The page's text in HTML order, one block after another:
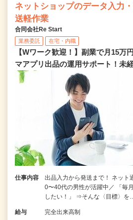
ネットショップのデータ入力
送軽作業
合同会社Re Start
業務委託 在宅・内職
【Wワーク歓迎！】副業で月15万
マアプリ出品の運用サポート！未
仕事内容
出品入力から発送まで！ ネッ
0〜40代の男性が活躍中／ 「毎
したい！」 ⇒そんな〈目標〉を
給与 完全出来高制